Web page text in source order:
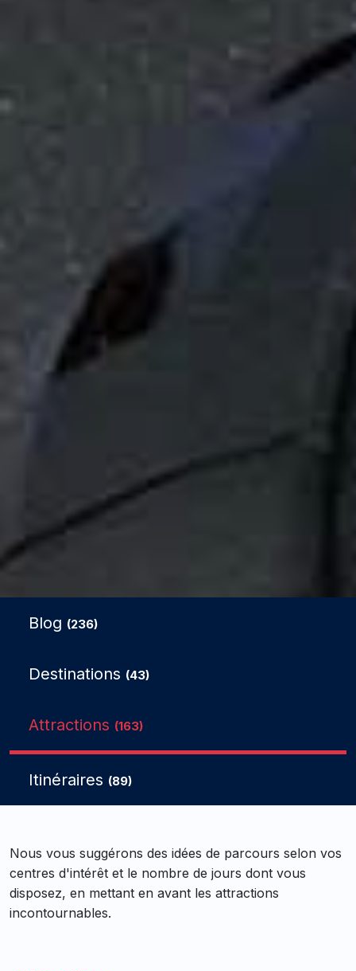
Blog (236)
Destinations (43)
Attractions (163)
Itinéraires (89)
Nous vous suggérons des idées de parcours selon vos
centres d'intérêt et le nombre de jours dont vous
disposez, en mettant en avant les attractions
incontournables.